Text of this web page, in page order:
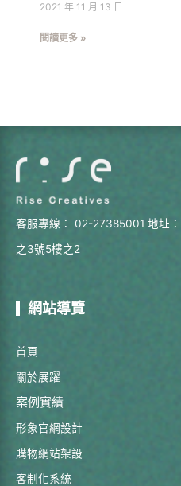
2021 年 11 月 13 日
閱讀更多 »
客服專線： 02-27385001 地址：
之3號5樓之2
網站導覽
首頁
關於展躍
案例實績
形象官網設計
購物網站架設
客制化系統